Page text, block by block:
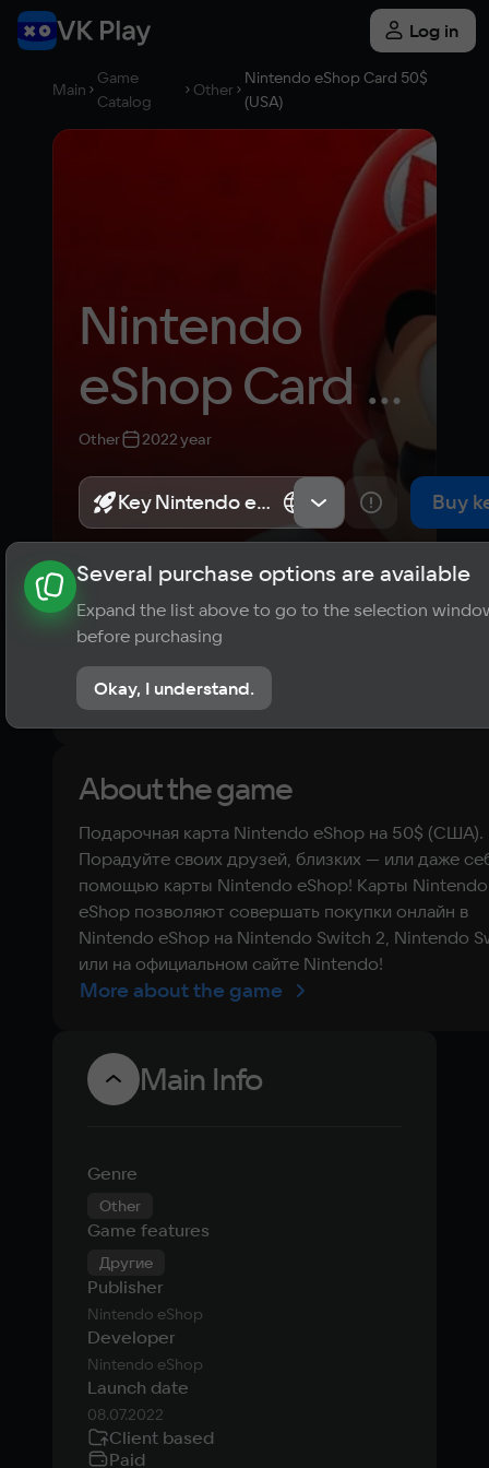
Log in
Main
Game
Catalog
Other
Nintendo eShop Card 50$
(USA)
Nintendo
eShop Card
50$ (USA)
Other 2022 year
Key Nintendo eShop США Buy
About the game News Requirements
? Player ratings
No reviews
About the game
Подарочная карта Nintendo eShop на 50$ (США).
Порадуйте своих друзей, близких — или даже
помощью карты Nintendo eShop! Карты Nintendo
eShop позволяют совершать покупки онлайн в
Nintendo eShop на Nintendo Switch 2, Nintendo
или на официальном сайте Nintendo!
More about the game
Main Info
Genre
Other
Game features
Другие
Publisher
Nintendo eShop
Developer
Nintendo eShop
Launch date
08.07.2022
Client based
Paid
Key Nintendo eShop США
Several purchase options are available
Expand the list above to go to the selection
before purchasing
Okay, I understand.